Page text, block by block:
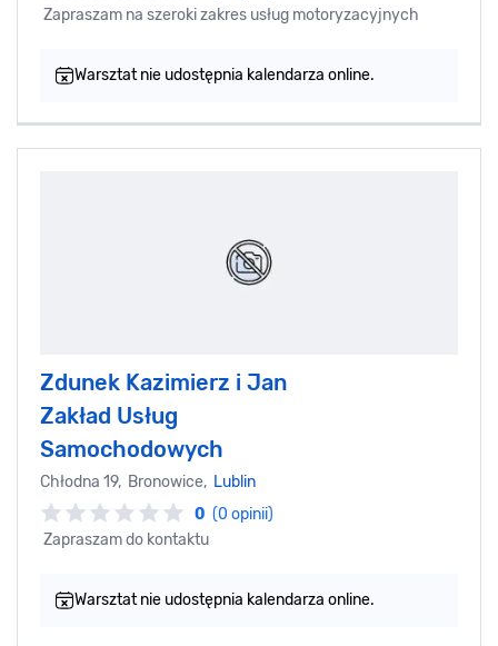
Zapraszam na szeroki zakres usług motoryzacyjnych
Warsztat nie udostępnia kalendarza online.
Zdunek Kazimierz i Jan
Zakład Usług
Samochodowych
Chłodna 19, Bronowice, Lublin
0 (0 opinii)
Zapraszam do kontaktu
Warsztat nie udostępnia kalendarza online.